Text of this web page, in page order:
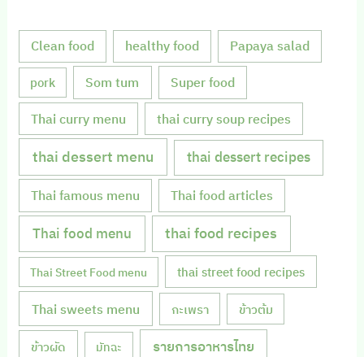
Clean food healthy food Papaya salad
pork Som tum Super food
Thai curry menu thai curry soup recipes
thai dessert menu thai dessert recipes
Thai famous menu Thai food articles
Thai food menu thai food recipes
Thai Street Food menu thai street food recipes
Thai sweets menu กะเพรา ข้าวต้ม
ข้าวผัด มัทฉะ รายการอาหารไทย